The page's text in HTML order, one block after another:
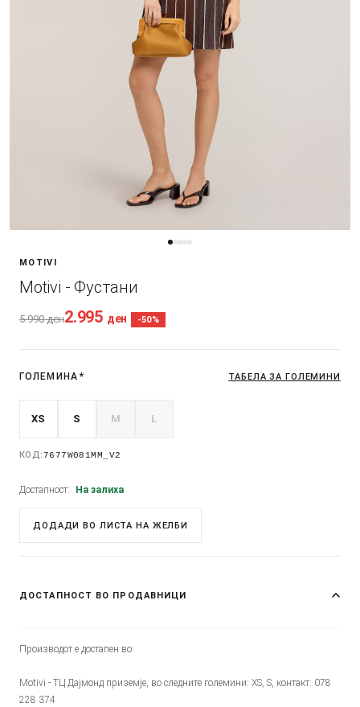
MOTIVI
Motivi - Фустани
5.990ден2.995 ден -50%
ГОЛЕМИНА * ТАБЕЛА ЗА ГОЛЕМИНИ
XS S M L
КОД:7677W081MM_V2
Достапност: На залиха
ДОДАДИ ВО ЛИСТА НА ЖЕЛБИ
ДОСТАПНОСТ ВО ПРОДАВНИЦИ
Производот е достапен во:
Motivi - ТЦ Дајмонд приземје, во следните големини: XS, S, контакт: 078
228 374